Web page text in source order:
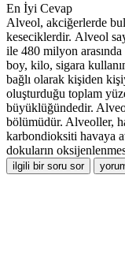
En İyi Cevap
Alveol, akciğerlerde
keseciklerdir. Alveol
ile 480 milyon
boy, kilo, sigara
bağlı olarak kişiden
oluşturduğu toplam
büyüklüğündedir.
bölümüdür. Alveoller,
karbondioksiti havaya
dokuların